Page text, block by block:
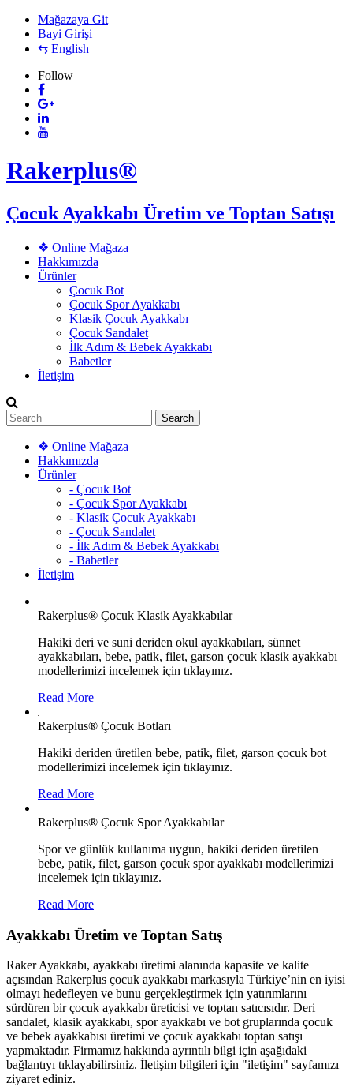
Mağazaya Git
Bayi Girişi
⇆ English
Follow
Rakerplus®
Çocuk Ayakkabı Üretim ve Toptan Satışı
❖ Online Mağaza
Hakkımızda
Ürünler
Çocuk Bot
Çocuk Spor Ayakkabı
Klasik Çocuk Ayakkabı
Çocuk Sandalet
İlk Adım & Bebek Ayakkabı
Babetler
İletişim
❖ Online Mağaza
Hakkımızda
Ürünler
- Çocuk Bot
- Çocuk Spor Ayakkabı
- Klasik Çocuk Ayakkabı
- Çocuk Sandalet
- İlk Adım & Bebek Ayakkabı
- Babetler
İletişim
Rakerplus® Çocuk Klasik Ayakkabılar
Hakiki deri ve suni deriden okul ayakkabıları, sünnet
ayakkabıları, bebe, patik, filet, garson çocuk klasik ayakkabı
modellerimizi incelemek için tıklayınız.
Read More
Rakerplus® Çocuk Botları
Hakiki deriden üretilen bebe, patik, filet, garson çocuk bot
modellerimizi incelemek için tıklayınız.
Read More
Rakerplus® Çocuk Spor Ayakkabılar
Spor ve günlük kullanıma uygun, hakiki deriden üretilen
bebe, patik, filet, garson çocuk spor ayakkabı modellerimizi
incelemek için tıklayınız.
Read More
Ayakkabı Üretim ve Toptan Satış
Raker Ayakkabı, ayakkabı üretimi alanında kapasite ve kalite
açısından Rakerplus çocuk ayakkabı markasıyla Türkiye’nin en iyisi
olmayı hedefleyen ve bunu gerçekleştirmek için yatırımlarını
sürdüren bir çocuk ayakkabı üreticisi ve toptan satıcısıdır. Deri
sandalet, klasik ayakkabı, spor ayakkabı ve bot gruplarında çocuk
ve bebek ayakkabısı üretimi ve çocuk ayakkabı toptan satışı
yapmaktadır. Firmamız hakkında ayrıntılı bilgi için aşağıdaki
bağlantıyı tıklayabilirsiniz. İletişim bilgileri için "iletişim" sayfamızı
ziyaret ediniz.